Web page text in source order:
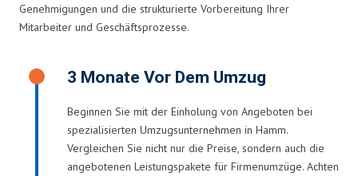
Genehmigungen und die strukturierte Vorbereitung Ihrer
Mitarbeiter und Geschäftsprozesse.
3 Monate Vor Dem Umzug
Beginnen Sie mit der Einholung von Angeboten bei
spezialisierten Umzugsunternehmen in Hamm.
Vergleichen Sie nicht nur die Preise, sondern auch die
angebotenen Leistungspakete für Firmenumzüge. Achten